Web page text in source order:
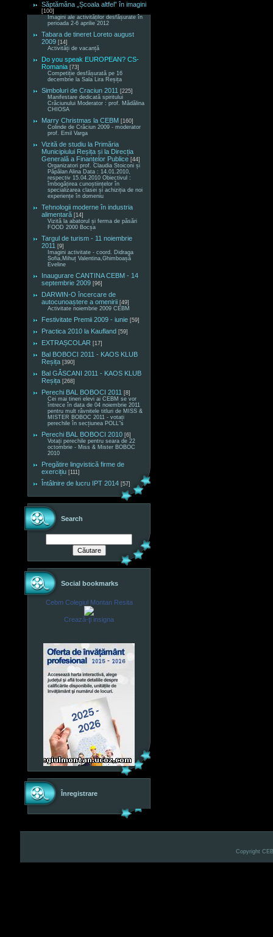
Săptămâna „Școala altfel” în imagini
[100]
Imagini ale activităților desfășurate în
perioada 2-6 aprilie 2012
Tabara de tineret Loreto august
2009 [14]
Activități de vacanță
Do you speak EUROPEAN? CS-
Romania [73]
Competiție desfășurată pe 16
decembrie la Sala Lira Reșița
Simboluri de Craciun 2011 [225]
Manifestare dedicată spiritului
Crăciunului Moderator : prof. Mădălina
CHIOSA
Marry Christmas la CEBM [160]
Colinde de Crăciun 2009 - moderator
prof. Emil Varga
Vizită de studiu la Primăria
Municipiului Reșița și la Direcția
Generală a Finanțelor Publice [44]
Organizatori prof. Claudia Stoiconi și
Păpălan Alina Data : 14.01.2010,
respectiv 15.04.2010 Obiectivul :
îmbogățirea cunoștiințelor în
specializarea clasei și achiziția de noi
experiențe în domeniu
Tehnologii moderne în industria
alimentară [14]
Vizită la abatorul și ferma de păsări
FOOD 2000 Bocșa
Targul de turism - 11 noiembrie
2011 [9]
Imagini activitate - coord. Didraga
Sofia,Mihuț Valentina,Ghimboașă
Eveline
Inaugurare CANTINA CEBM - 14
septembrie 2009 [96]
DARWIN-O încercare de
autocunoaștere a omenirii [49]
Activitate noiembrie 2009 CEBM
Festivitate Premii 2009 - iunie [59]
Practica 2010 la Kaufland [59]
EXTRAȘCOLAR [17]
Bal BOBOCI 2011 - KAOS KLUB
Reșița [390]
Bal GÂSCANI 2011 - KAOS KLUB
Reșița [268]
Perechi BAL BOBOCI 2011 [8]
Cei mai tineri elevi ai CEBM se vor
întrece în data de 04 noiembrie 2011
pentru mult râvnitele titluri de MISS &
MISTER BOBOC 2011 - votați
perechile în secțiunea POLL"s
Perechi BAL BOBOCI 2010 [6]
Votați perechile pentru seara de 22
octombrie - Miss & Mister BOBOC
2010
Pregătire lingvistică firme de
exercițiu [111]
Întâlnire de lucru IPT 2014 [57]
Search
Social bookmarks
Cebm Colegiul Montan Resita
Crează-ţi insigna
Înregistrare
Copyright